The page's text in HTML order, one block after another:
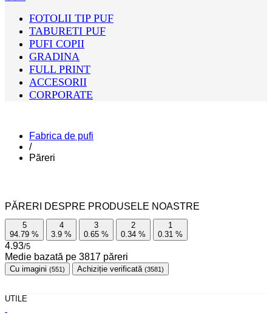
FOTOLII TIP PUF
TABURETI PUF
PUFI COPII
GRADINA
FULL PRINT
ACCESORII
CORPORATE
Fabrica de pufi
/
Păreri
PĂRERI DESPRE PRODUSELE NOASTRE
5
94.79 %
4
3.9 %
3
0.65 %
2
0.34 %
1
0.31 %
4.93/5
Medie bazată pe 3817 păreri
Cu imagini (551) Achiziție verificată (3581)
UTILE